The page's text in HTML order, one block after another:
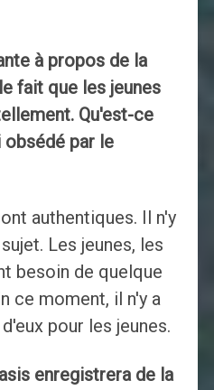
à propos de la
fait que les jeunes
Qu'est-ce
par le
authentiques. Il n'y
Les jeunes, les
besoin de quelque
ce moment, il n'y a
pour les jeunes.
enregistrera de la